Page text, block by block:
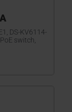
DS-KV6114-
switch,